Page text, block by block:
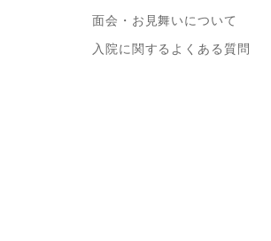
面会・お見舞いについて
入院に関するよくある質問